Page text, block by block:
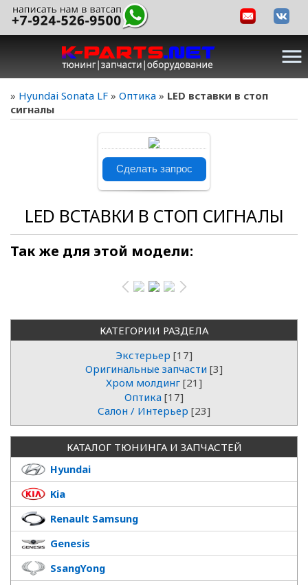
menu
» Hyundai Sonata LF » Оптика » LED вставки в стоп
сигналы
В реальном
Сделать запрос
LED ВСТАВКИ В СТОП СИГНАЛЫ
Так же для этой модели:
КАТЕГОРИИ РАЗДЕЛА
Экстерьер [17]
Оригинальные запчасти [3]
Хром молдинг [21]
Оптика [17]
Салон / Интерьер [23]
КАТАЛОГ ТЮНИНГА И ЗАПЧАСТЕЙ
Hyundai
Kia
Renault Samsung
Genesis
SsangYong